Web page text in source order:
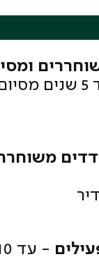
- עד 5 שנים